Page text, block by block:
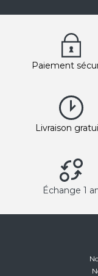
Paiement
Livraison
Échange 1